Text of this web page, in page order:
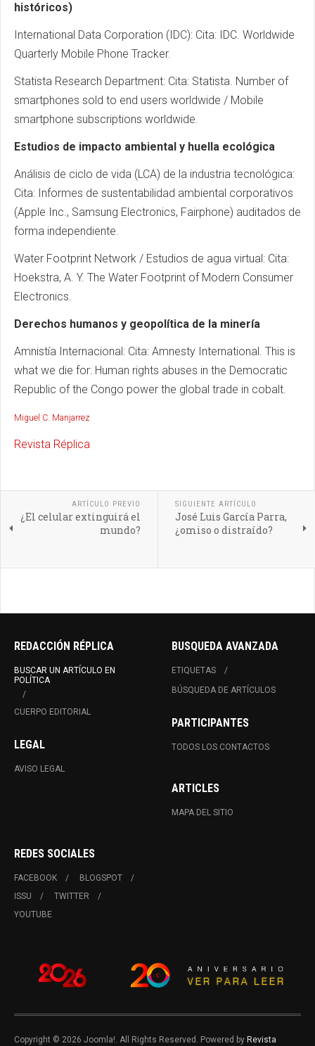
históricos)
International Data Corporation (IDC): Cita: IDC. Worldwide
Quarterly Mobile Phone Tracker.
Statista Research Department: Cita: Statista. Number of
smartphones sold to end users worldwide / Mobile
smartphone subscriptions worldwide.
Estudios de impacto ambiental y huella ecológica
Análisis de ciclo de vida (LCA) de la industria tecnológica:
Cita: Informes de sustentabilidad ambiental corporativos
(Apple Inc., Samsung Electronics, Fairphone) auditados de
forma independiente.
Water Footprint Network / Estudios de agua virtual: Cita:
Hoekstra, A. Y. The Water Footprint of Modern Consumer
Electronics.
Derechos humanos y geopolítica de la minería
Amnistía Internacional: Cita: Amnesty International. This is
what we die for: Human rights abuses in the Democratic
Republic of the Congo power the global trade in cobalt.
Miguel C. Manjarrez
Revista Réplica
ARTÍCULO PREVIO
¿El celular extinguirá el
mundo?
SIGUIENTE ARTÍCULO
José Luis García Parra,
¿omiso o distraído?
REDACCIÓN RÉPLICA
BUSCAR UN ARTÍCULO EN
POLÍTICA
CUERPO EDITORIAL
LEGAL
AVISO LEGAL
BUSQUEDA AVANZADA
ETIQUETAS
BÚSQUEDA DE ARTÍCULOS
PARTICIPANTES
TODOS LOS CONTACTOS
ARTICLES
MAPA DEL SITIO
REDES SOCIALES
FACEBOOK
BLOGSPOT
ISSU
TWITTER
YOUTUBE
Copyright © 2026 Joomla!. All Rights Reserved. Powered by Revista